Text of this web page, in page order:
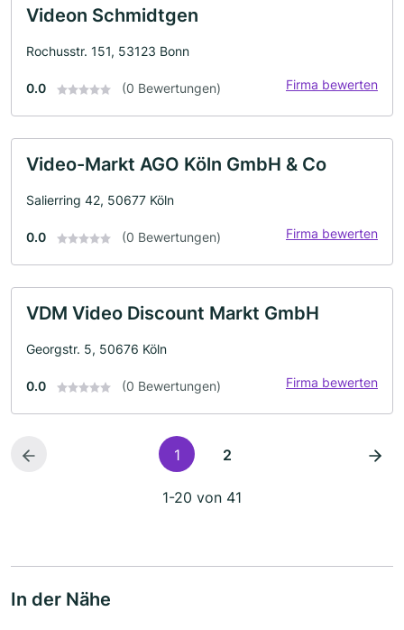
Videon Schmidtgen
Rochusstr. 151, 53123 Bonn
0.0 (0 Bewertungen) Firma bewerten
Video-Markt AGO Köln GmbH & Co
Salierring 42, 50677 Köln
0.0 (0 Bewertungen) Firma bewerten
VDM Video Discount Markt GmbH
Georgstr. 5, 50676 Köln
0.0 (0 Bewertungen) Firma bewerten
1 2
1-20 von 41
In der Nähe